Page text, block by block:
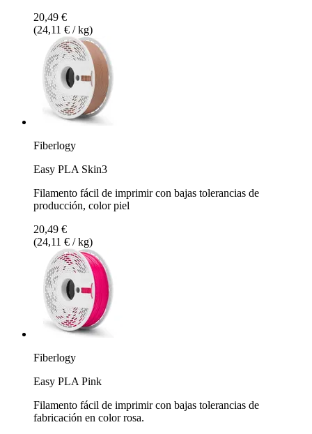
20,49 €
(24,11 € / kg)
Fiberlogy
Easy PLA Skin3
Filamento fácil de imprimir con bajas tolerancias de
producción, color piel
20,49 €
(24,11 € / kg)
Fiberlogy
Easy PLA Pink
Filamento fácil de imprimir con bajas tolerancias de
fabricación en color rosa.